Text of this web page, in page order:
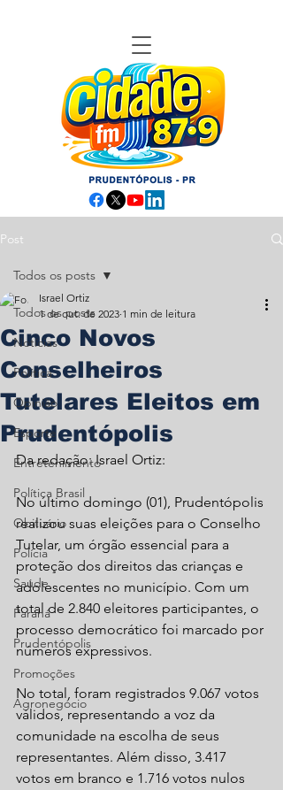
Post
Todos os posts
Notícias
Política
Opinião
Esporte
Entretenimento
Política Brasil
Obituário
Polícia
Saúde
Paraná
Prudentópolis
Promoções
Agronegócio
Todos os posts
Cinco Novos
Conselheiros
Tutelares Eleitos em
Prudentópolis
Israel Ortiz
1 de out. de 2023 1 min de leitura
Da redação: Israel Ortiz:
No último domingo (01), Prudentópolis
realizou suas eleições para o Conselho
Tutelar, um órgão essencial para a
proteção dos direitos das crianças e
adolescentes no município. Com um
total de 2.840 eleitores participantes, o
processo democrático foi marcado por
números expressivos.
No total, foram registrados 9.067 votos
válidos, representando a voz da
comunidade na escolha de seus
representantes. Além disso, 3.417
votos em branco e 1.716 votos nulos